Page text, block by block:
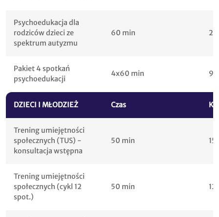
Psychoedukacja dla
rodziców dzieci ze
spektrum autyzmu
60 min
Pakiet 4 spotkań
psychoedukacji
4x60 min
DZIECI I MŁODZIEŻ Czas
Trening umiejętności
społecznych (TUS) -
konsultacja wstępna
50 min
Trening umiejętności
społecznych (cykl 12
spot.)
50 min